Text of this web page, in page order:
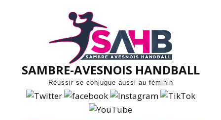
SAMBRE-AVESNOIS HANDBALL
Réussir se conjugue aussi au féminin